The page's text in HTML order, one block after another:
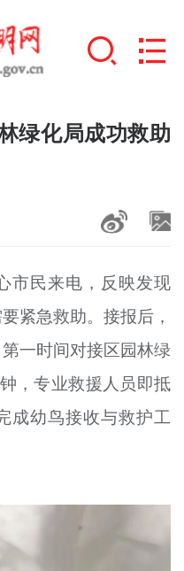
+
绿化局成功救助
市民来电，反映发现
紧急救助。接报后，
一时间对接区园林绿
，专业救援人员即抵
成幼鸟接收与救护工